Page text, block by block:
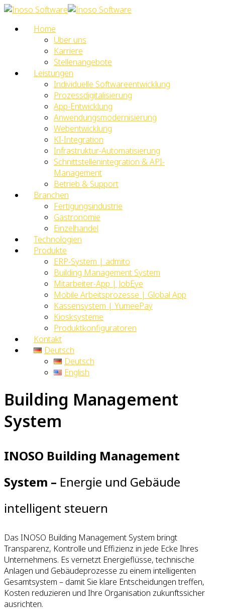
Home
Über uns
Karriere
Stellenangebote
Leistungen
Individuelle Softwareentwicklung
Prozessdigitalisierung
App-Entwicklung
Anwendungsmodernisierung
Webentwicklung
KI-Integration
Infrastruktur-Automatisierung
Schnittstellenintegration & API-
Management
Betrieb & Support
Branchen
Fertigungsindustrie
Gastronomie
Einzelhandel
Technologien
Produkte
ERP-System | admito
Building Management System
Mitarbeiter-App | JobEye
Mobile Arbeitsprozesse | Global App
Kassensystem | YumeePay
Kiosksysteme
Produktkonfiguratoren
Kontakt
Deutsch
Deutsch
English
Building Management
System
INOSO Building Management
System – Energie und Gebäude
intelligent steuern
Das INOSO Building Management System bringt
Transparenz, Kontrolle und Effizienz in jede Ecke Ihres
Unternehmens. Es vernetzt Energieflüsse, technische
Anlagen und Gebäudeprozesse zu einem intelligenten
Gesamtsystem – damit Sie klare Entscheidungen treffen,
Kosten reduzieren und Ihre Organisation zukunftssicher
ausrichten.